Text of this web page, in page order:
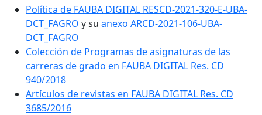
Política de FAUBA DIGITAL RESCD-2021-320-E-UBA-
DCT_FAGRO y su anexo ARCD-2021-106-UBA-
DCT_FAGRO
Colección de Programas de asignaturas de las
carreras de grado en FAUBA DIGITAL Res. CD
940/2018
Artículos de revistas en FAUBA DIGITAL Res. CD
3685/2016